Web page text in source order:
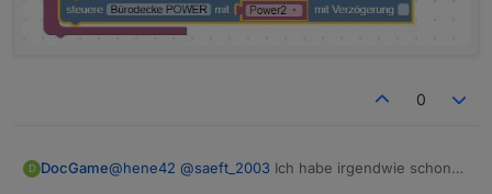
0
D DocGame@hene42 @saeft_2003 Ich habe irgendwie schon